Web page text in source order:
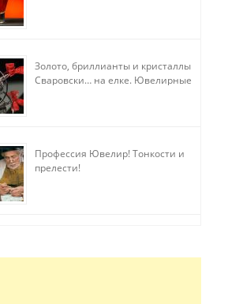
Золото, бриллианты и кристаллы
Сваровски… на елке. Ювелирные
Профессия Ювелир! Тонкости и
прелести!